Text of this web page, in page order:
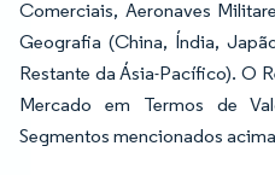
Comerciais, Aeronaves
Geografia (China, Índia,
Restante da Ásia-Pacífico). O
Mercado em Termos de
Segmentos mencionados